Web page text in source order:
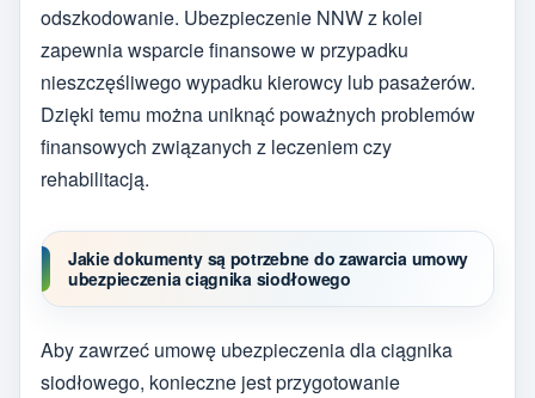
odszkodowanie. Ubezpieczenie NNW z kolei
zapewnia wsparcie finansowe w przypadku
nieszczęśliwego wypadku kierowcy lub pasażerów.
Dzięki temu można uniknąć poważnych problemów
finansowych związanych z leczeniem czy
rehabilitacją.
Jakie dokumenty są potrzebne do zawarcia umowy
ubezpieczenia ciągnika siodłowego
Aby zawrzeć umowę ubezpieczenia dla ciągnika
siodłowego, konieczne jest przygotowanie